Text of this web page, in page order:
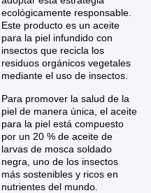
ecológicamente responsable.
Este producto es un aceite
para la piel infundido con
insectos que recicla los
residuos orgánicos vegetales
mediante el uso de insectos.
Para promover la salud de la
piel de manera única, el aceite
para la piel está compuesto
por un 20 % de aceite de
larvas de mosca soldado
negra, uno de los insectos
más sostenibles y ricos en
nutrientes del mundo.